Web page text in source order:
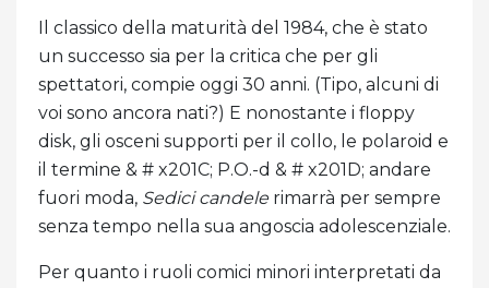
Il classico della maturità del 1984, che è stato
un successo sia per la critica che per gli
spettatori, compie oggi 30 anni. (Tipo, alcuni di
voi sono ancora nati?) E nonostante i floppy
disk, gli osceni supporti per il collo, le polaroid e
il termine & # x201C; P.O.-d & # x201D; andare
fuori moda, Sedici candelerimarrà per sempre
senza tempo nella sua angoscia adolescenziale.
Per quanto i ruoli comici minori interpretati da